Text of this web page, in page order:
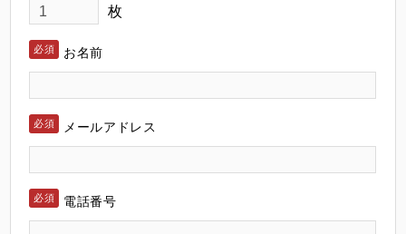
枚
お名前
メールアドレス
電話番号